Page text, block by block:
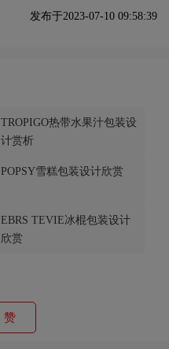
发布于2023-07-10 09:58:39
TROPIGO热带水果汁包装设
计赏析
POPSY雪糕包装设计欣赏
EBRS TEVIE冰棍包装设计
欣赏
赞